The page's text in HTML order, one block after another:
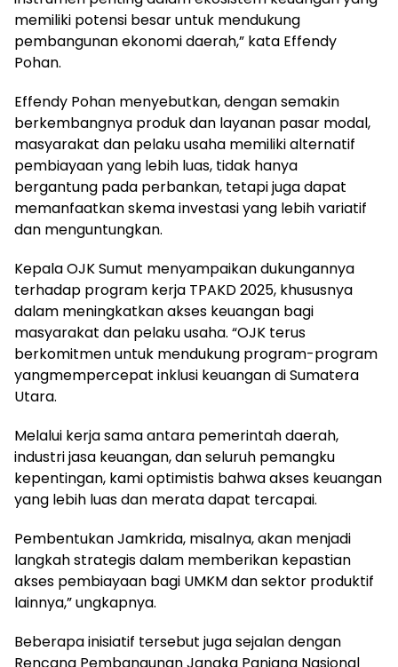
memiliki potensi besar untuk mendukung
pembangunan ekonomi daerah,” kata Effendy
Pohan.
Effendy Pohan menyebutkan, dengan semakin
berkembangnya produk dan layanan pasar modal,
masyarakat dan pelaku usaha memiliki alternatif
pembiayaan yang lebih luas, tidak hanya
bergantung pada perbankan, tetapi juga dapat
memanfaatkan skema investasi yang lebih variatif
dan menguntungkan.
Kepala OJK Sumut menyampaikan dukungannya
terhadap program kerja TPAKD 2025, khususnya
dalam meningkatkan akses keuangan bagi
masyarakat dan pelaku usaha. “OJK terus
berkomitmen untuk mendukung program-program
yangmempercepat inklusi keuangan di Sumatera
Utara.
Melalui kerja sama antara pemerintah daerah,
industri jasa keuangan, dan seluruh pemangku
kepentingan, kami optimistis bahwa akses keuangan
yang lebih luas dan merata dapat tercapai.
Pembentukan Jamkrida, misalnya, akan menjadi
langkah strategis dalam memberikan kepastian
akses pembiayaan bagi UMKM dan sektor produktif
lainnya,” ungkapnya.
Beberapa inisiatif tersebut juga sejalan dengan